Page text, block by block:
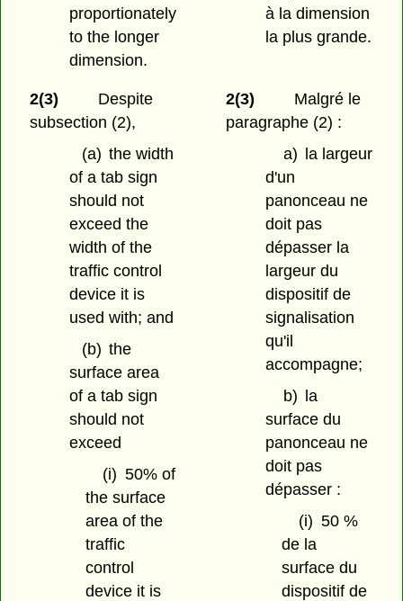
proportionately
to the longer
dimension.
à la dimension
la plus grande.
2(3)
Despite
subsection (2),
(a) the width
of a tab sign
should not
exceed the
width of the
traffic control
device it is
used with; and
(b) the
surface area
of a tab sign
should not
exceed
(i) 50% of
the surface
area of the
traffic
control
device it is
2(3)
Malgré le
paragraphe (2) :
a)
la largeur
d'un
panonceau ne
doit pas
dépasser la
largeur du
dispositif de
signalisation
qu'il
accompagne;
b) la
surface du
panonceau ne
doit pas
dépasser :
(i) 50 %
de la
surface du
dispositif de